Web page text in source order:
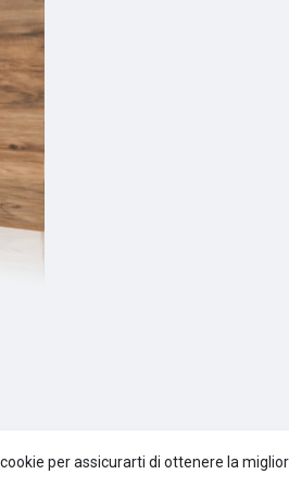
per assicurarti di ottenere la